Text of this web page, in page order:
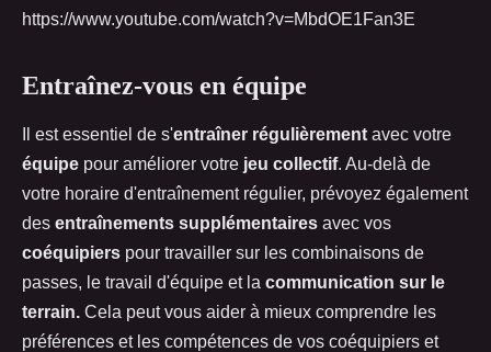
https://www.youtube.com/watch?v=MbdOE1Fan3E
Entraînez-vous en équipe
Il est essentiel de s'entraîner régulièrement avec votre
équipe pour améliorer votre jeu collectif. Au-delà de
votre horaire d'entraînement régulier, prévoyez également
des entraînements supplémentaires avec vos
coéquipiers pour travailler sur les combinaisons de
passes, le travail d'équipe et la communication sur le
terrain. Cela peut vous aider à mieux comprendre les
préférences et les compétences de vos coéquipiers et